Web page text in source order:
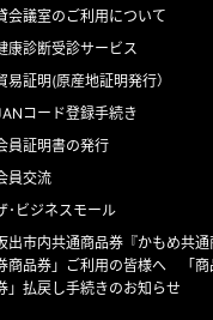
会議室のご利用について
康診断受診サービス
易証明(原産地証明発行）
コード登録手続き
員証明書の発行
員交流
･ビジネスモール
出市内共通商品券『かもめ共通
商品券」ご利用の皆様へ 「商
」払戻し手続きのお知らせ